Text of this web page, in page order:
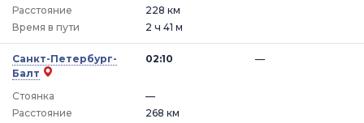
Расстояние
228 км
Время в пути
2 ч 41 м
Санкт-Петербург-
Балт
02:10
Стоянка —
—
Расстояние
268 км